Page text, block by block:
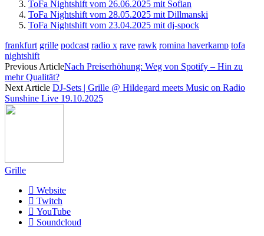
ToFa Nightshift vom 26.06.2025 mit Sofian
ToFa Nightshift vom 28.05.2025 mit Dillmanski
ToFa Nightshift vom 23.04.2025 mit dj-spock
frankfurt grille podcast radio x rave rawk romina haverkamp tofa
nightshift
Previous ArticleNach Preiserhöhung: Weg von Spotify – Hin zu
mehr Qualität?
Next Article DJ-Sets | Grille @ Hildegard meets Music on Radio
Sunshine Live 19.10.2025
Grille
Website
Twitch
YouTube
Soundcloud